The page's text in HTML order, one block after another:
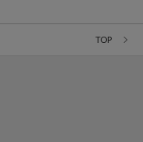
TOP